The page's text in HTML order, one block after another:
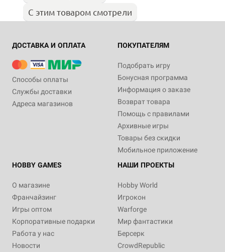
С этим товаром смотрели
ДОСТАВКА И ОПЛАТА
Способы оплаты
Службы доставки
Адреса магазинов
ПОКУПАТЕЛЯМ
Подобрать игру
Бонусная программа
Информация о заказе
Возврат товара
Помощь с правилами
Архивные игры
Товары без скидки
Мобильное приложение
HOBBY GAMES
О магазине
Франчайзинг
Игры оптом
Корпоративные подарки
Работа у нас
Новости
НАШИ ПРОЕКТЫ
Hobby World
Игрокон
Warforge
Мир фантастики
Берсерк
CrowdRepublic